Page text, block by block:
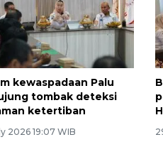
kewaspadaan Palu
tombak deteksi
ketertiban
2026 19:07 WIB
di
15 July 2026